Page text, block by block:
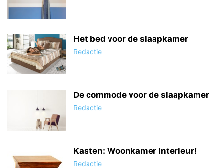
Het bed voor de slaapkamer
Redactie
De commode voor de slaapkamer
Redactie
Kasten: Woonkamer interieur!
Redactie